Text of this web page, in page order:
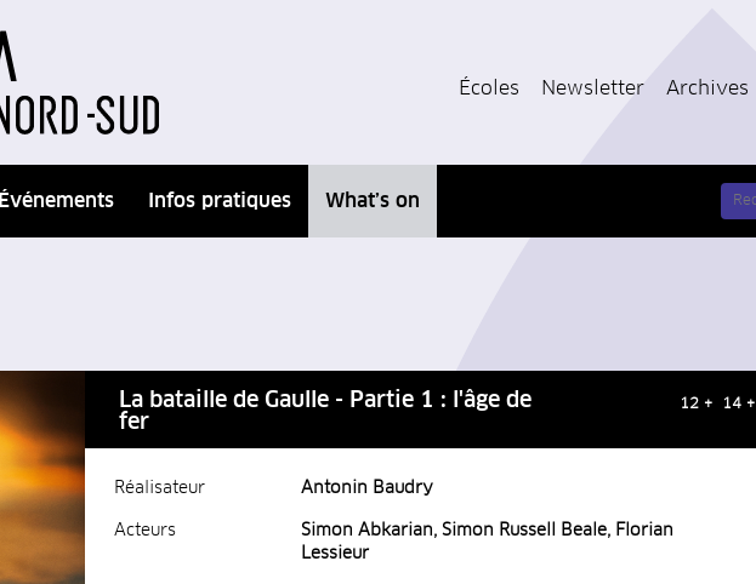
Écoles Newsletter Archives
Événements Infos pratiques What’s on
La bataille de Gaulle - Partie 1 : l'âge de
fer
12 + 14 +
Réalisateur Antonin Baudry
Acteurs
Simon Abkarian, Simon Russell Beale, Florian
Lessieur